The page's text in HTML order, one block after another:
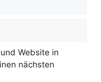
Website in
nächsten